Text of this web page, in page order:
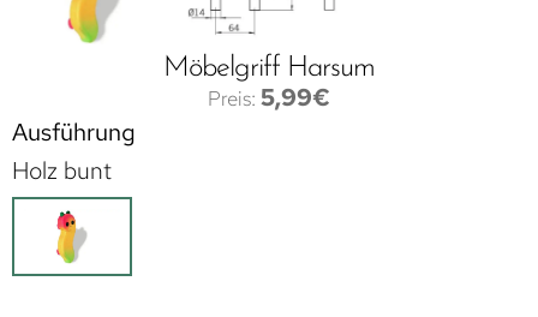
Möbelgriff Harsum
5,99€
Ausführung
Holz bunt